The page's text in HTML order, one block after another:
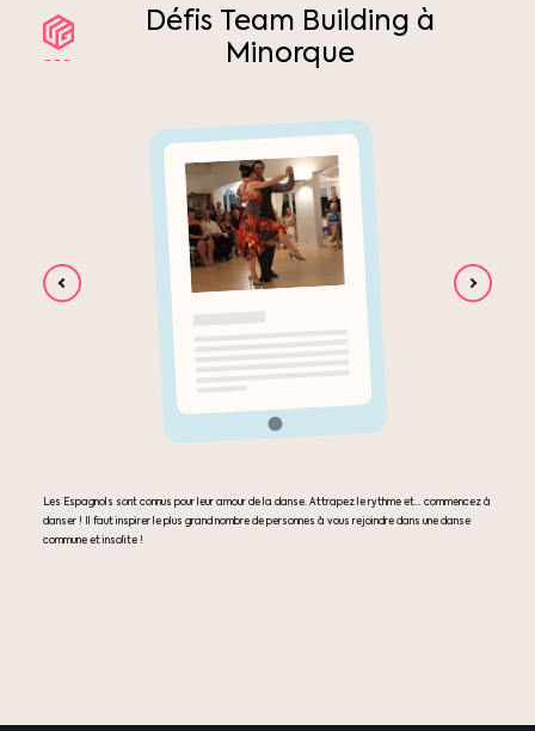
Défis Team Building à
Minorque
Les Espagnols sont connus pour leur amour de la danse. Attrapez le rythme et… commencez à
danser ! Il faut inspirer le plus grand nombre de personnes à vous rejoindre dans une danse
commune et insolite !